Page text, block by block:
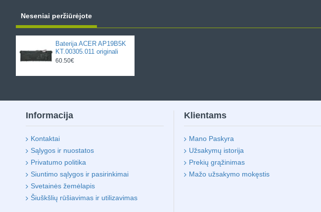
Neseniai peržiūrėjote
Baterija ACER AP19B5K
KT.00305.011 originali
60.50€
Informacija
Kontaktai
Sąlygos ir nuostatos
Privatumo politika
Siuntimo sąlygos ir pasirinkimai
Svetainės žemėlapis
Šiuškšlių rūšiavimas ir utilizavimas
Klientams
Mano Paskyra
Užsakymų istorija
Prekių grąžinimas
Mažo užsakymo mokęstis